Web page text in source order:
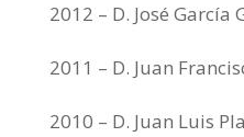
2012 – D. José García
2011 – D. Juan
2010 – D. Juan Luis